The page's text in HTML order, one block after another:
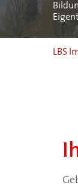
LBS